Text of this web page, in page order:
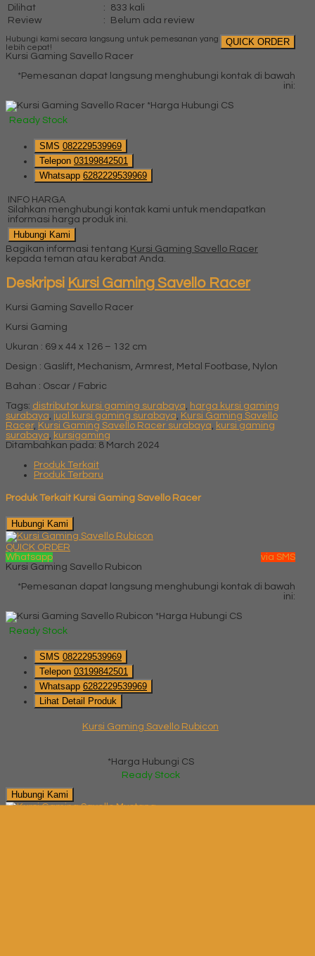
Dilihat :
833 kali
Review
: Belum ada review
QUICK ORDER
Hubungi kami secara langsung untuk pemesanan yang
lebih cepat!
Kursi Gaming Savello Racer
*Pemesanan dapat langsung menghubungi kontak di bawah
ini:
*Harga Hubungi CS
Ready Stock
SMS 082229539969
Telepon 03199842501
Whatsapp 6282229539969
INFO HARGA
Silahkan menghubungi kontak kami untuk mendapatkan
informasi harga produk ini.
Hubungi Kami
Bagikan informasi tentang Kursi Gaming Savello Racer
kepada teman atau kerabat Anda.
Deskripsi Kursi Gaming Savello Racer
Kursi Gaming Savello Racer
Kursi Gaming
Ukuran : 69 x 44 x 126 – 132 cm
Design : Gaslift, Mechanism, Armrest, Metal Footbase, Nylon
Bahan : Oscar / Fabric
Tags: distributor kursi gaming surabaya, harga kursi gaming
surabaya, jual kursi gaming surabaya, Kursi Gaming Savello
Racer, Kursi Gaming Savello Racer surabaya, kursi gaming
surabaya, kursigaming
Ditambahkan pada: 8 March 2024
Produk Terkait
Produk Terbaru
Produk Terkait Kursi Gaming Savello Racer
Hubungi Kami
QUICK ORDER
Whatsapp
via SMS
Kursi Gaming Savello Rubicon
*Pemesanan dapat langsung menghubungi kontak di bawah
ini:
*Harga Hubungi CS
Ready Stock
SMS 082229539969
Telepon 03199842501
Whatsapp 6282229539969
Lihat Detail Produk
Kursi Gaming Savello Rubicon
*Harga Hubungi CS
Ready Stock
Hubungi Kami